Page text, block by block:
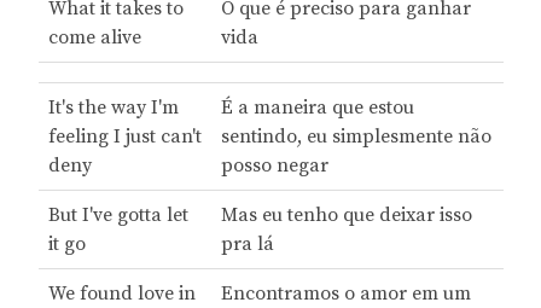
What it takes to
come alive
O que é preciso para ganhar
vida
It's the way I'm
feeling I just can't
deny
É a maneira que estou
sentindo, eu simplesmente não
posso negar
But I've gotta let
it go
Mas eu tenho que deixar isso
pra lá
We found love in
Encontramos o amor em um